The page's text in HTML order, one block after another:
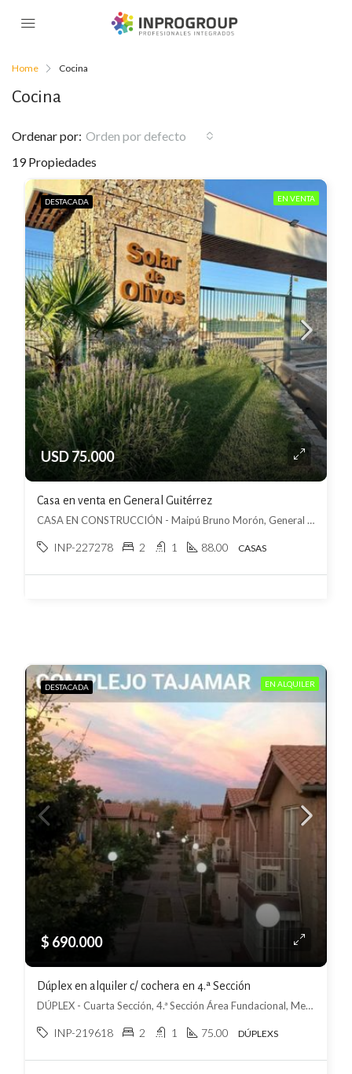
Home Cocina
Cocina
19 Propiedades
Ordenar por: Orden por defecto
DESTACADA EN VENTA
USD 75.000
Casa en venta en General Guitérrez
CASA EN CONSTRUCCIÓN - Maipú Bruno Morón, General Guitérrez, Maipú
INP-227278 2 1 88.00 CASAS
DESTACADA EN ALQUILER
$ 690.000
Dúplex en alquiler c/ cochera en 4.ª Sección
DÚPLEX - Cuarta Sección, 4.ª Sección Área Fundacional, Mendoza
INP-219618 2 1 75.00 DÚPLEXS